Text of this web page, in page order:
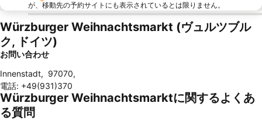
が、移動先の予約サイトにも表示されているとは限りません。
Würzburger Weihnachtsmarkt (ヴュルツブル
ク, ドイツ)
お問い合わせ
Innenstadt, 97070,
電話: +49(931)370
Würzburger Weihnachtsmarktに関するよくあ
る質問